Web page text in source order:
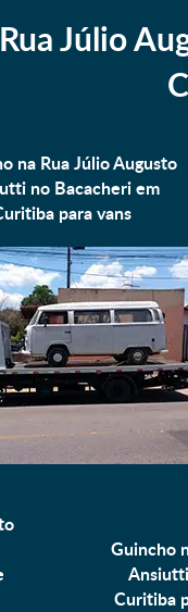
Júlio
na Rua Júlio Augusto
no Bacacheri em
paravans
Guincho
Curitiba